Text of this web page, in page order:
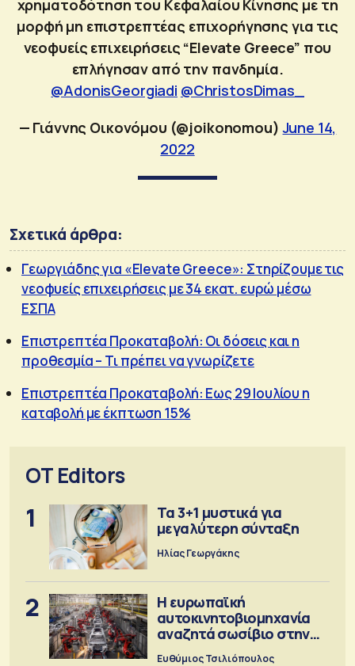
χρηματοδότηση του Κεφαλαίου Κίνησης με τη
μορφή μη επιστρεπτέας επιχορήγησης για τις
νεοφυείς επιχειρήσεις “Elevate Greece” που
επλήγησαν από την πανδημία.
@AdonisGeorgiadi @ChristosDimas_
— Γιάννης Οικονόμου (@joikonomou)June 14,
2022
Σχετικά άρθρα:
Γεωργιάδης για «Elevate Greece»: Στηρίζουμε τις
νεοφυείς επιχειρήσεις με 34 εκατ. ευρώ μέσω
ΕΣΠΑ
Επιστρεπτέα Προκαταβολή: Οι δόσεις και η
προθεσμία – Τι πρέπει να γνωρίζετε
Επιστρεπτέα Προκαταβολή: Εως 29 Ιουλίου η
καταβολή με έκπτωση 15%
OT Editors
1
Τα 3+1 μυστικά για
μεγαλύτερη σύνταξη
Ηλίας Γεωργάκης
2
Η ευρωπαϊκή
αυτοκινητοβιομηχανία
αναζητά σωσίβιο στην
Κίνα
Ευθύμιος Τσιλιόπουλος